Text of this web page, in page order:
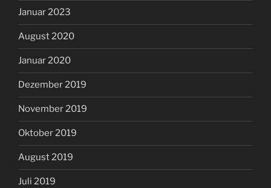
Januar 2023
August 2020
Januar 2020
Dezember 2019
November 2019
Oktober 2019
August 2019
Juli 2019